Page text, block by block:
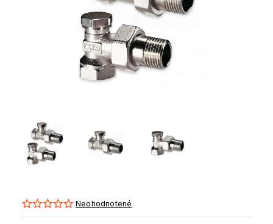
Neohodnotené